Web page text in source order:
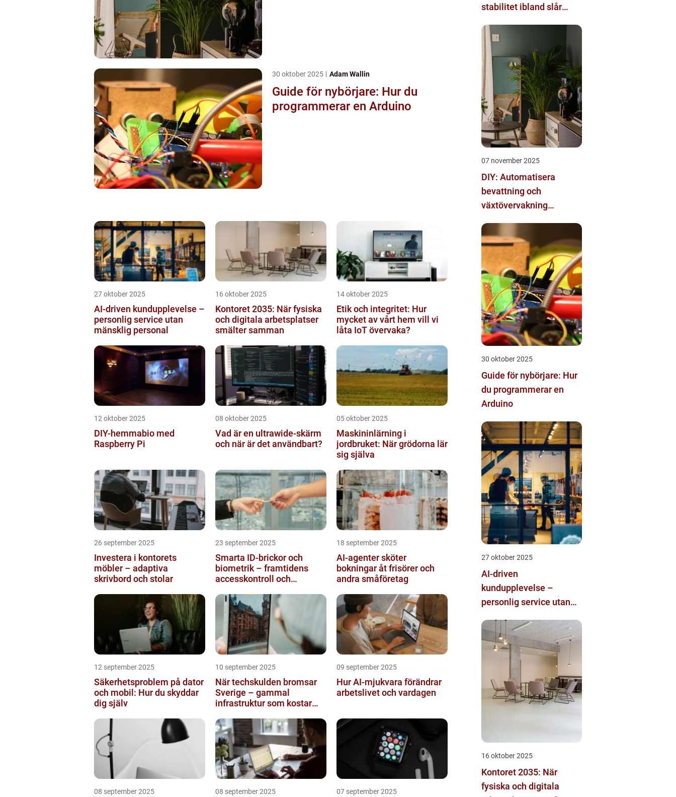
30 oktober 2025 Adam Wallin
Guide för nybörjare: Hur du
programmerar en Arduino
27 oktober 2025
AI-driven kundupplevelse –
personlig service utan
mänsklig personal
16 oktober 2025
Kontoret 2035: När fysiska
och digitala arbetsplatser
smälter samman
14 oktober 2025
Etik och integritet: Hur
mycket av vårt hem vill vi
låta IoT övervaka?
12 oktober 2025
DIY-hemmabio med
Raspberry Pi
08 oktober 2025
Vad är en ultrawide-skärm
och när är det användbart?
05 oktober 2025
Maskininlärning i
jordbruket: När grödorna lär
sig själva
26 september 2025
Investera i kontorets
möbler – adaptiva
skrivbord och stolar
23 september 2025
Smarta ID-brickor och
biometrik – framtidens
accesskontroll och
18 september 2025
AI-agenter sköter
bokningar åt frisörer och
andra småföretag
12 september 2025
Säkerhetsproblem på dator
och mobil: Hur du skyddar
dig själv
10 september 2025
När techskulden bromsar
Sverige – gammal
infrastruktur som kostar
09 september 2025
Hur AI-mjukvara förändrar
arbetslivet och vardagen
08 september 2025 08 september 2025 07 september 2025
stabilitet ibland slår
07 november 2025
DIY: Automatisera
bevattning och
växtövervakning
30 oktober 2025
Guide för nybörjare: Hur
du programmerar en
Arduino
27 oktober 2025
AI-driven
kundupplevelse –
personlig service utan
16 oktober 2025
Kontoret 2035: När
fysiska och digitala